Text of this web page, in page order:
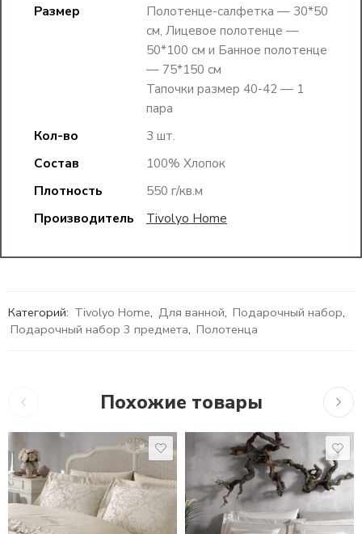
Размер
Полотенце-салфетка — 30*50
см, Лицевое полотенце —
50*100 см и Банное полотенце
— 75*150 см
Тапочки размер 40-42 — 1
пара
Кол-во
3 шт.
Состав
100% Хлопок
Плотность
550 г/кв.м
Производитель
Tivolyo Home
Категорий: Tivolyo Home, Для ванной, Подарочный набор,
Подарочный набор 3 предмета, Полотенца
Похожие товары